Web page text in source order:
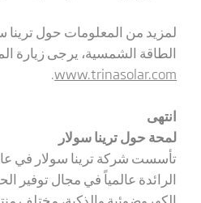
لمزيد من المعلومات حول ترينا
الطاقة الشمسية، يرجى زيارة
www.trinasolar.com
.
انتهى
لمحة حول ترينا سولار
تأسست شركة ترينا سولار في عام
الرائدة عالمياً في مجال توفير